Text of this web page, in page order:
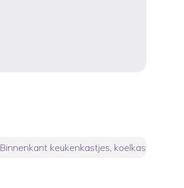
Binnenkant keukenkastjes, koelkast,